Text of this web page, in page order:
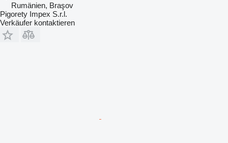
Rumänien, Braşov
Pigorety Impex S.r.l.
Verkäufer kontaktieren